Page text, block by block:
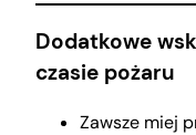
Dodatkowe
czasie pożaru
Zawsze miej